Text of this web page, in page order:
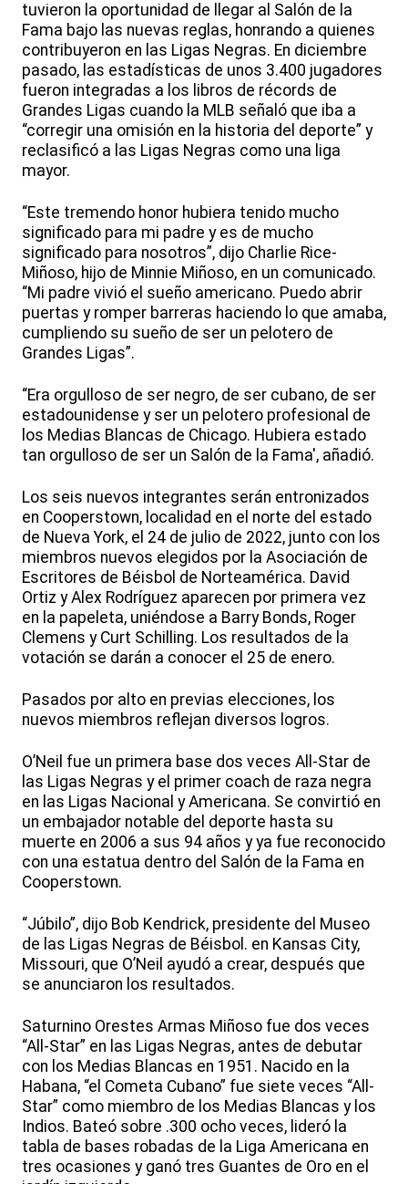
tuvieron la oportunidad de llegar al Salón de la
Fama bajo las nuevas reglas, honrando a quienes
contribuyeron en las Ligas Negras. En diciembre
pasado, las estadísticas de unos 3.400 jugadores
fueron integradas a los libros de récords de
Grandes Ligas cuando la MLB señaló que iba a
“corregir una omisión en la historia del deporte” y
reclasificó a las Ligas Negras como una liga
mayor.
“Este tremendo honor hubiera tenido mucho
significado para mi padre y es de mucho
significado para nosotros”, dijo Charlie Rice-
Miñoso, hijo de Minnie Miñoso, en un comunicado.
“Mi padre vivió el sueño americano. Puedo abrir
puertas y romper barreras haciendo lo que amaba,
cumpliendo su sueño de ser un pelotero de
Grandes Ligas”.
“Era orgulloso de ser negro, de ser cubano, de ser
estadounidense y ser un pelotero profesional de
los Medias Blancas de Chicago. Hubiera estado
tan orgulloso de ser un Salón de la Fama', añadió.
Los seis nuevos integrantes serán entronizados
en Cooperstown, localidad en el norte del estado
de Nueva York, el 24 de julio de 2022, junto con los
miembros nuevos elegidos por la Asociación de
Escritores de Béisbol de Norteamérica. David
Ortiz y Alex Rodríguez aparecen por primera vez
en la papeleta, uniéndose a Barry Bonds, Roger
Clemens y Curt Schilling. Los resultados de la
votación se darán a conocer el 25 de enero.
Pasados por alto en previas elecciones, los
nuevos miembros reflejan diversos logros.
O’Neil fue un primera base dos veces All-Star de
las Ligas Negras y el primer coach de raza negra
en las Ligas Nacional y Americana. Se convirtió en
un embajador notable del deporte hasta su
muerte en 2006 a sus 94 años y ya fue reconocido
con una estatua dentro del Salón de la Fama en
Cooperstown.
“Júbilo”, dijo Bob Kendrick, presidente del Museo
de las Ligas Negras de Béisbol. en Kansas City,
Missouri, que O’Neil ayudó a crear, después que
se anunciaron los resultados.
Saturnino Orestes Armas Miñoso fue dos veces
“All-Star” en las Ligas Negras, antes de debutar
con los Medias Blancas en 1951. Nacido en la
Habana, “el Cometa Cubano” fue siete veces “All-
Star” como miembro de los Medias Blancas y los
Indios. Bateó sobre .300 ocho veces, lideró la
tabla de bases robadas de la Liga Americana en
tres ocasiones y ganó tres Guantes de Oro en el